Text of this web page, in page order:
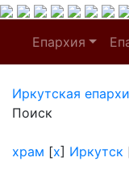
Епархия
Иркутская
Поиск
храм [x] Иркутск